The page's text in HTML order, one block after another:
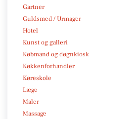
Gartner
Guldsmed / Urmager
Hotel
Kunst og galleri
Købmand og døgnkiosk
Køkkenforhandler
Køreskole
Læge
Maler
Massage